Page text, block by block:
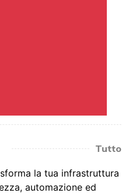
Tutto
la tua infrastruttura
automazione ed